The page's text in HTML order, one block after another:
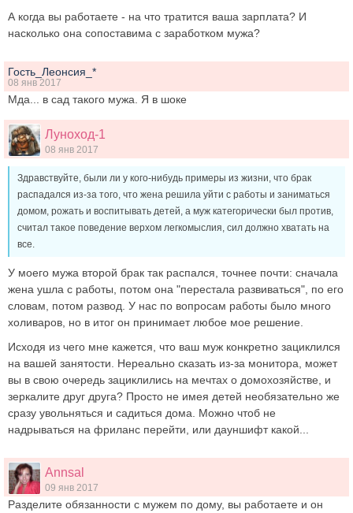
А когда вы работаете - на что тратится ваша зарплата? И
насколько она сопоставима с заработком мужа?
Гость_Леонсия_*
08 янв 2017
Мда... в сад такого мужа. Я в шоке
Луноход-1
08 янв 2017
Здравствуйте, были ли у кого-нибудь примеры из жизни, что брак
распадался из-за того, что жена решила уйти с работы и заниматься
домом, рожать и воспитывать детей, а муж категорически был против,
считал такое поведение верхом легкомыслия, сил должно хватать на
все.
У моего мужа второй брак так распался, точнее почти: сначала
жена ушла с работы, потом она "перестала развиваться", по его
словам, потом развод. У нас по вопросам работы было много
холиваров, но в итог он принимает любое мое решение.
Исходя из чего мне кажется, что ваш муж конкретно зациклился
на вашей занятости. Нереально сказать из-за монитора, может
вы в свою очередь зациклились на мечтах о домохозяйстве, и
зеркалите друг друга? Просто не имея детей необязательно же
сразу увольняться и садиться дома. Можно чтоб не
надрываться на фриланс перейти, или дауншифт какой...
Annsal
09 янв 2017
Разделите обязанности с мужем по дому, вы работаете и он